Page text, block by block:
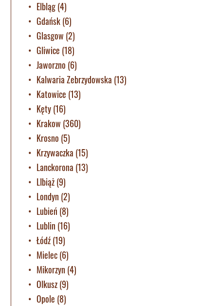
Elbląg(4)
Gdańsk(6)
Glasgow (2)
Gliwice (18)
Jaworzno (6)
Kalwaria Zebrzydowska (13)
Katowice (13)
Kęty(16)
Krakow (360)
Krosno (5)
Krzywaczka (15)
Lanckorona (13)
LIbiąż(9)
Londyn (2)
Lubień (8)
Lublin (16)
Łódź(19)
Mielec(6)
Mikorzyn (4)
Olkusz(9)
Opole (8)